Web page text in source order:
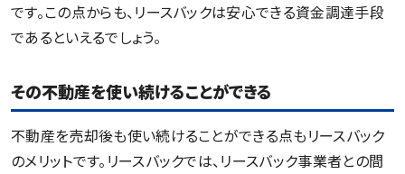
です。この点からも、リースバックは安心できる資金調達手段
であるといえるでしょう。
その不動産を使い続けることができる
不動産を売却後も使い続けることができる点もリースバック
のメリットです。リースバックでは、リースバック事業者との間